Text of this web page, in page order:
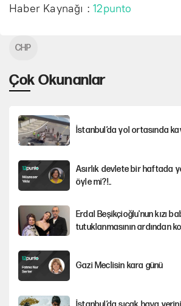
Haber Kaynağı :12punto
Çok Okunanlar
İstanbul’da yol ortasında
Asırlık devlete bir haftada
öyle mi?!..
Erdal Beşikçioğlu'nun kızı
tutuklanmasının ardından
Gazi Meclisin kara günü
CHP